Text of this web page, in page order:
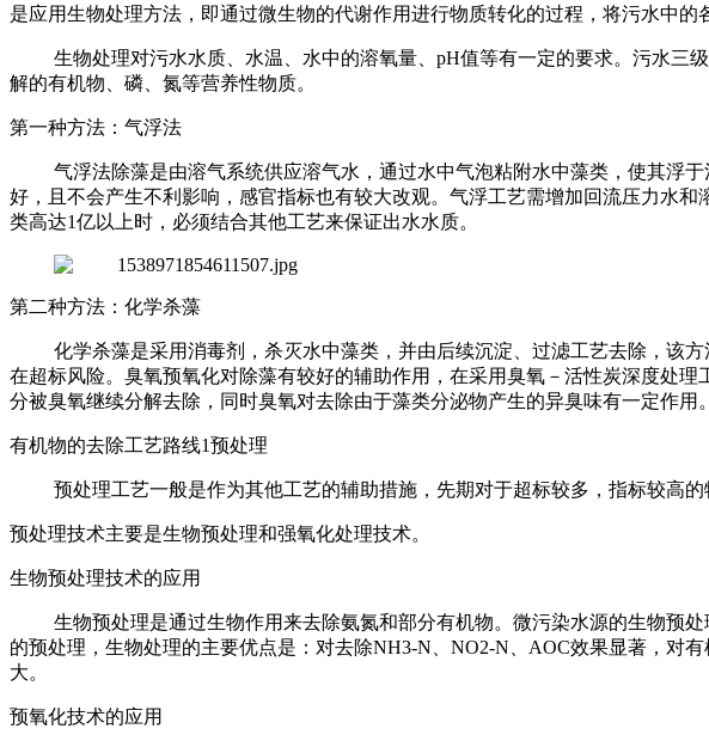
是应用生物处理方法，即通过微生物的代谢作用进行物质转化的过程，将污水中的
生物处理对污水水质、水温、水中的溶氧量、pH值等有一定的要求。污水三
解的有机物、磷、氮等营养性物质。
第一种方法：气浮法
气浮法除藻是由溶气系统供应溶气水，通过水中气泡粘附水中藻类，使其浮
好，且不会产生不利影响，感官指标也有较大改观。气浮工艺需增加回流压力水
类高达1亿以上时，必须结合其他工艺来保证出水水质。
第二种方法：化学杀藻
化学杀藻是采用消毒剂，杀灭水中藻类，并由后续沉淀、过滤工艺去除，该
在超标风险。臭氧预氧化对除藻有较好的辅助作用，在采用臭氧－活性炭深度处
分被臭氧继续分解去除，同时臭氧对去除由于藻类分泌物产生的异臭味有一定作用。
有机物的去除工艺路线1预处理
预处理工艺一般是作为其他工艺的辅助措施，先期对于超标较多，指标较高
预处理技术主要是生物预处理和强氧化处理技术。
生物预处理技术的应用
生物预处理是通过生物作用来去除氨氮和部分有机物。微污染水源的生物预
的预处理，生物处理的主要优点是：对去除NH3-N、NO2-N、AOC效果显著，对
大。
预氧化技术的应用